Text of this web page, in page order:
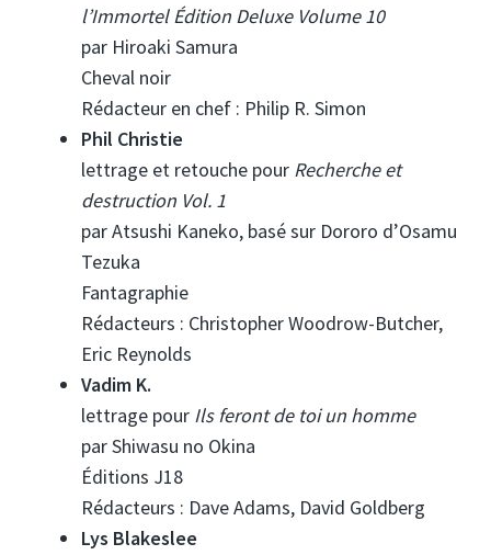
l’Immortel Édition Deluxe Volume 10
par Hiroaki Samura
Cheval noir
Rédacteur en chef : Philip R. Simon
Phil Christie
lettrage et retouche pour Recherche et
destruction Vol. 1
par Atsushi Kaneko, basé sur Dororo d’Osamu
Tezuka
Fantagraphie
Rédacteurs : Christopher Woodrow-Butcher,
Eric Reynolds
Vadim K.
lettrage pour Ils feront de toi un homme
par Shiwasu no Okina
Éditions J18
Rédacteurs : Dave Adams, David Goldberg
Lys Blakeslee